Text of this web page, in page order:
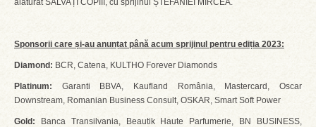
Sponsorii care și-au anunțat până acum sprijinul pentru ediția 2023:
Diamond: BCR, Catena, KULTHO Forever Diamonds
Platinum: Garanti BBVA, Kaufland România, Mastercard, Oscar
Downstream, Romanian Business Consult, OSKAR, Smart Soft Power
Gold: Banca Transilvania, Beautik Haute Parfumerie, BN BUSINESS,